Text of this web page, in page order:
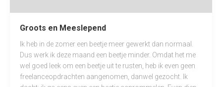
Groots en Meeslepend
Ik heb in de zomer een beetje meer gewerkt dan normaal.
Dus werk ik deze maand een beetje minder. Omdat het me
wel goed leek om een beetje uit te rusten, heb ik even geen
freelanceopdrachten aangenomen, danwel gezocht. Ik